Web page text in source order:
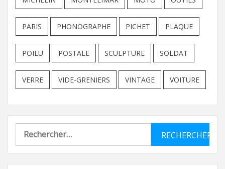
PARIS PHONOGRAPHE PICHET PLAQUE
POILU POSTALE SCULPTURE SOLDAT
VERRE VIDE-GRENIERS VINTAGE VOITURE
Rechercher :